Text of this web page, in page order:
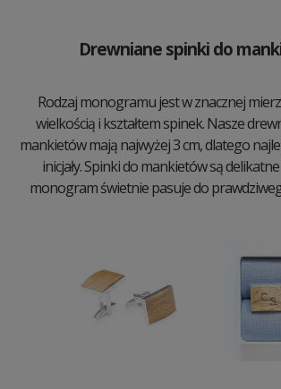
Drewniane spinki do
Rodzaj monogramu jest w znacznej
wielkością i kształtem spinek. Nasze
mankietów mają najwyżej 3 cm, dlatego
inicjały. Spinki do mankietów są
monogram świetnie pasuje do